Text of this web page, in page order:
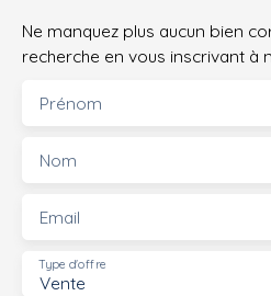
Ne manquez plus aucun bien
recherche en vous inscrivant à
Prénom
Nom
Email
Vente
Type d'offre